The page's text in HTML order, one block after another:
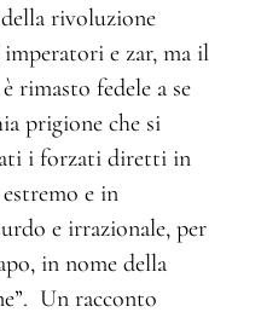
rivoluzione
e zar, ma il
rimasto fedele a se
prigione che si
i forzati diretti in
e in
e irrazionale, per
in nome della
Un racconto